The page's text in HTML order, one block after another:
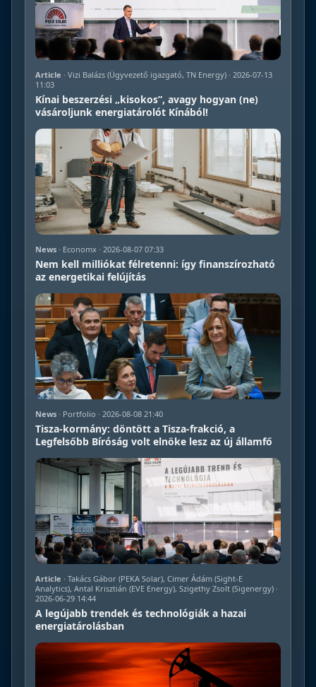
Article · Vizi Balázs (Ügyvezető igazgató, TN Energy) · 2026-07-13
11:03
Kínai beszerzési „kisokos”, avagy hogyan (ne)
vásároljunk energiatárolót Kínából!
News · Economx · 2026-08-07 07:33
Nem kell milliókat félretenni: így finanszírozható
az energetikai felújítás
News · Portfolio · 2026-08-08 21:40
Tisza-kormány: döntött a Tisza-frakció, a
Legfelsőbb Bíróság volt elnöke lesz az új államfő
Article · Takács Gábor (PEKA Solar), Cimer Ádám (Sight-E
Analytics), Antal Krisztián (EVE Energy), Szigethy Zsolt (Sigenergy) ·
2026-06-29 14:44
A legújabb trendek és technológiák a hazai
energiatárolásban